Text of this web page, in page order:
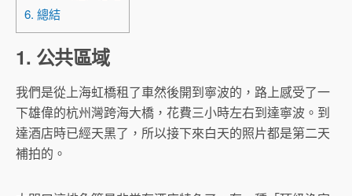
6. 總結
1. 公共區域
我們是從上海虹橋租了車然後開到寧波的，路上感受了一
下雄偉的杭州灣跨海大橋，花費三小時左右到達寧波。到
達酒店時已經天黑了，所以接下來白天的照片都是第二天
補拍的。